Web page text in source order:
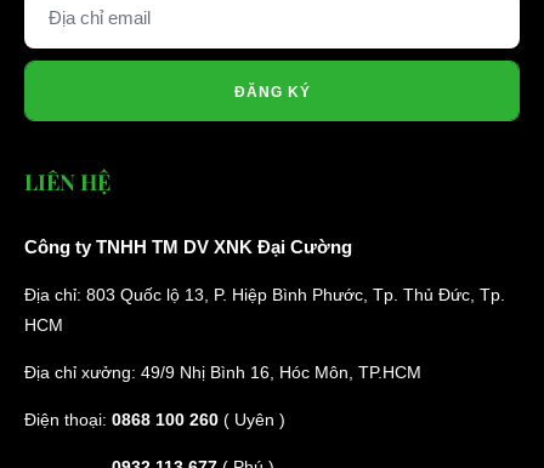
ĐĂNG KÝ
LIÊN HỆ
Công ty TNHH TM DV XNK Đại Cường
Địa chỉ: 803 Quốc lộ 13, P. Hiệp Bình Phước, Tp. Thủ Đức, Tp.
HCM
Địa chỉ xưởng: 49/9 Nhị Bình 16, Hóc Môn, TP.HCM
Điện thoại: 0868 100 260 ( Uyên )